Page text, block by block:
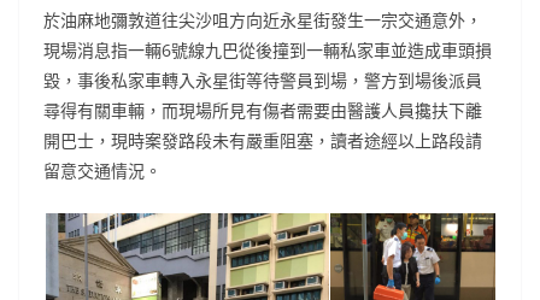
於油麻地彌敦道往尖沙咀方向近永星街發生一宗交通意外，
現場消息指一輛6號線九巴從後撞到一輛私家車並造成車頭損
毀，事後私家車轉入永星街等待警員到場，警方到場後派員
尋得有關車輛，而現場所見有傷者需要由醫護人員攙扶下離
開巴士，現時案發路段未有嚴重阻塞，讀者途經以上路段請
留意交通情況。